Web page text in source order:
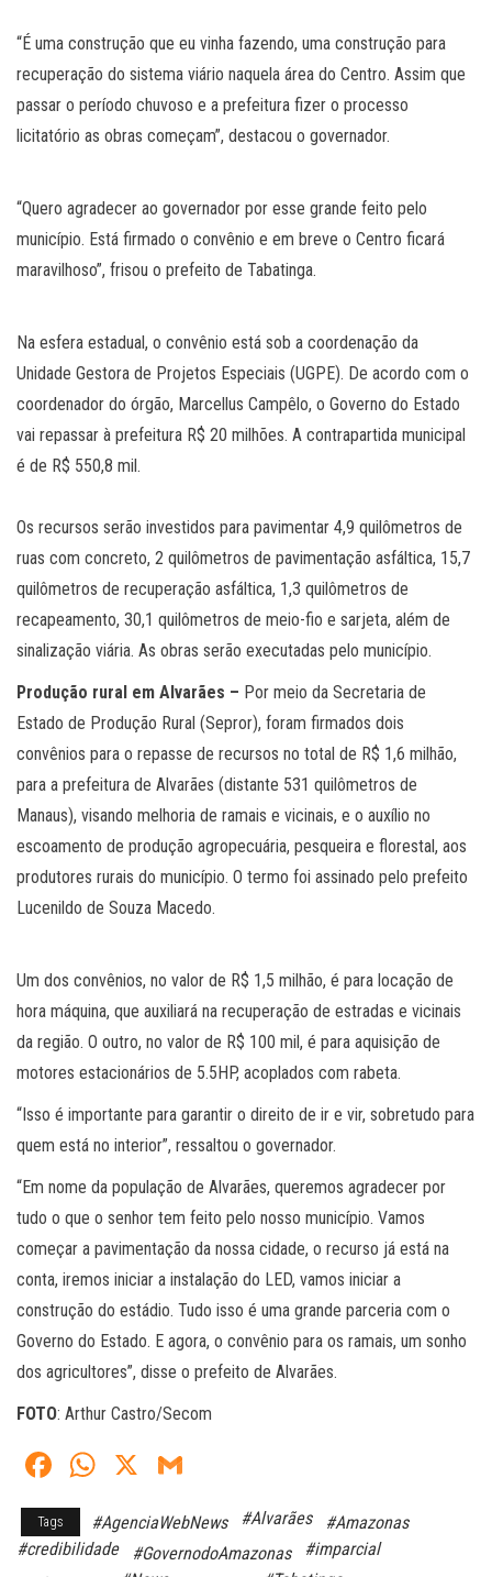
“É uma construção que eu vinha fazendo, uma construção para
recuperação do sistema viário naquela área do Centro. Assim que
passar o período chuvoso e a prefeitura fizer o processo
licitatório as obras começam”, destacou o governador.
“Quero agradecer ao governador por esse grande feito pelo
município. Está firmado o convênio e em breve o Centro ficará
maravilhoso”, frisou o prefeito de Tabatinga.
Na esfera estadual, o convênio está sob a coordenação da
Unidade Gestora de Projetos Especiais (UGPE). De acordo com o
coordenador do órgão, Marcellus Campêlo, o Governo do Estado
vai repassar à prefeitura R$ 20 milhões. A contrapartida municipal
é de R$ 550,8 mil.
Os recursos serão investidos para pavimentar 4,9 quilômetros de
ruas com concreto, 2 quilômetros de pavimentação asfáltica, 15,7
quilômetros de recuperação asfáltica, 1,3 quilômetros de
recapeamento, 30,1 quilômetros de meio-fio e sarjeta, além de
sinalização viária. As obras serão executadas pelo município.
Produção rural em Alvarães – Por meio da Secretaria de
Estado de Produção Rural (Sepror), foram firmados dois
convênios para o repasse de recursos no total de R$ 1,6 milhão,
para a prefeitura de Alvarães (distante 531 quilômetros de
Manaus), visando melhoria de ramais e vicinais, e o auxílio no
escoamento de produção agropecuária, pesqueira e florestal, aos
produtores rurais do município. O termo foi assinado pelo prefeito
Lucenildo de Souza Macedo.
Um dos convênios, no valor de R$ 1,5 milhão, é para locação de
hora máquina, que auxiliará na recuperação de estradas e vicinais
da região. O outro, no valor de R$ 100 mil, é para aquisição de
motores estacionários de 5.5HP, acoplados com rabeta.
“Isso é importante para garantir o direito de ir e vir, sobretudo para
quem está no interior”, ressaltou o governador.
“Em nome da população de Alvarães, queremos agradecer por
tudo o que o senhor tem feito pelo nosso município. Vamos
começar a pavimentação da nossa cidade, o recurso já está na
conta, iremos iniciar a instalação do LED, vamos iniciar a
construção do estádio. Tudo isso é uma grande parceria com o
Governo do Estado. E agora, o convênio para os ramais, um sonho
dos agricultores”, disse o prefeito de Alvarães.
FOTO: Arthur Castro/Secom
Fa
ce
bo
W
ts
X
ail
Tags #AgenciaWebNews #Alvarães
#Amazonas
#credibilidade
#GovernodoAmazonas
#imparcial